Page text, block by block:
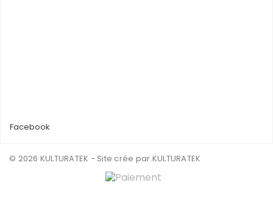
Facebook
© 2026 KULTURATEK - Site crée par.KULTURATEK